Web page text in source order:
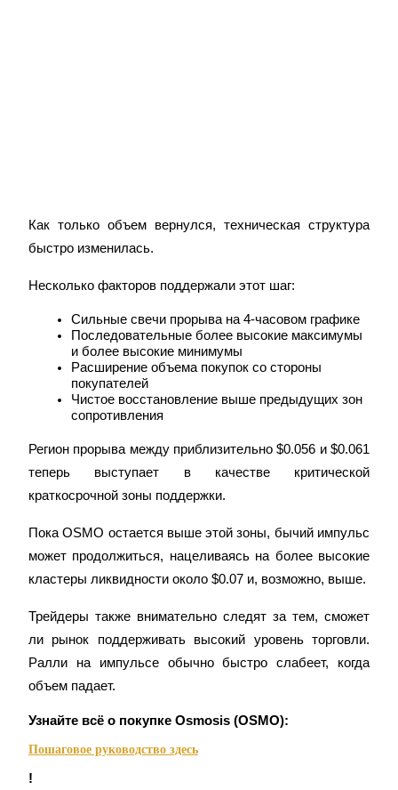
Launchpool
Гибкая ставка для заработка популярных токенов
Эксклюзивные инвестиции для владельцев BTR
Кредиты
Как только объем вернулся, техническая структура
быстро изменилась.
Несколько факторов поддержали этот шаг:
Сильные свечи прорыва на 4-часовом графике
Последовательные более высокие максимумы
и более высокие минимумы
Расширение объема покупок со стороны
покупателей
Чистое восстановление выше предыдущих зон
сопротивления
Регион прорыва между приблизительно $0.056 и $0.061
теперь выступает в качестве критической
краткосрочной зоны поддержки.
Пока OSMO остается выше этой зоны, бычий импульс
может продолжиться, нацеливаясь на более высокие
кластеры ликвидности около $0.07 и, возможно, выше.
Трейдеры также внимательно следят за тем, сможет
ли рынок поддерживать высокий уровень торговли.
Ралли на импульсе обычно быстро слабеет, когда
объем падает.
Узнайте всё о покупке Osmosis (OSMO):
Пошаговое руководство здесь
!